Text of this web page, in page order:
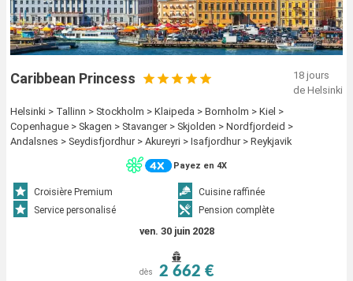
Caribbean Princess
18 jours
de Helsinki
Helsinki > Tallinn > Stockholm > Klaipeda > Bornholm > Kiel >
Copenhague > Skagen > Stavanger > Skjolden > Nordfjordeid >
Andalsnes > Seydisfjordhur > Akureyri > Isafjordhur > Reykjavik
Payez en 4X
Croisière Premium
Cuisine raffinée
Service personalisé
Pension complète
ven. 30 juin 2028
dès 2 662 €